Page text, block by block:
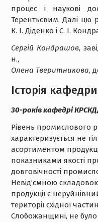
процес і наукові
Терентьєвим. Далі цю
К. І. Діденко і С. І.
Сергій Кондрашов,
н.,
Олена Тверитникова,
Історія
30-років кафедрі
Рівень промислового
характеризується не
асортиментом
показниками якості
довговічності
Невід’ємною
продукції є
території східної
Слобожанщині, не